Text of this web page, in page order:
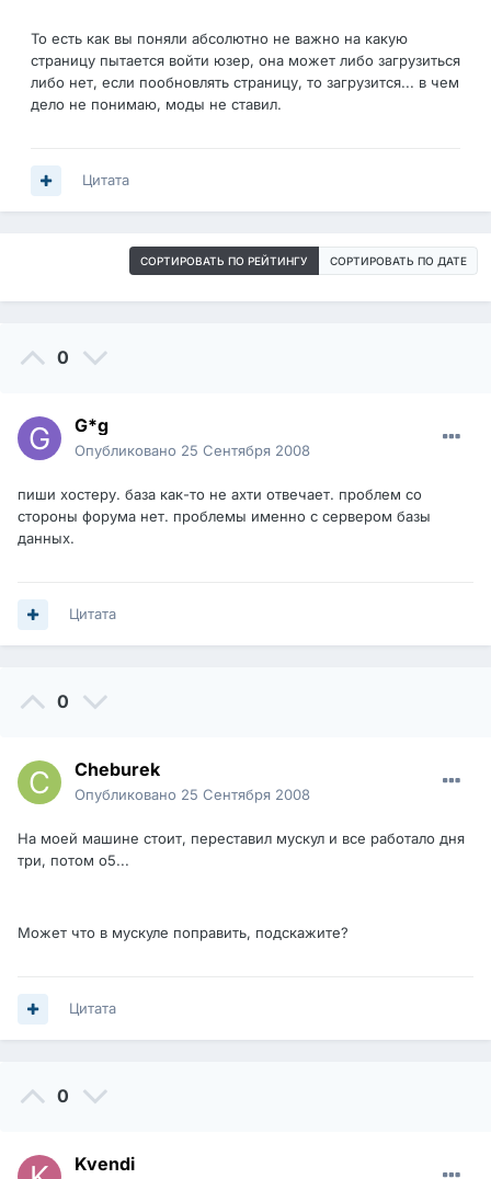
То есть как вы поняли абсолютно не важно на какую
страницу пытается войти юзер, она может либо загрузиться
либо нет, если пообновлять страницу, то загрузится... в чем
дело не понимаю, моды не ставил.
Цитата
СОРТИРОВАТЬ ПО РЕЙТИНГУ СОРТИРОВАТЬ ПО ДАТЕ
0
G*g
Опубликовано 25 Сентября 2008
пиши хостеру. база как-то не ахти отвечает. проблем со
стороны форума нет. проблемы именно с сервером базы
данных.
Цитата
0
Cheburek
Опубликовано 25 Сентября 2008
На моей машине стоит, переставил мускул и все работало дня
три, потом о5...
Может что в мускуле поправить, подскажите?
Цитата
0
Kvendi